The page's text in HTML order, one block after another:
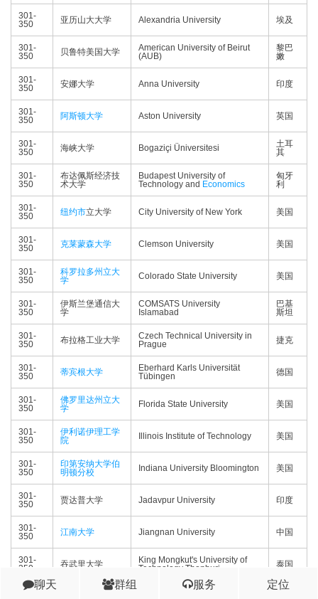
301-
350
亚历山大大学 Alexandria University 埃及
301-
350
贝鲁特美国大学
American University of Beirut
(AUB)
黎巴
嫩
301-
350
安娜大学 Anna University 印度
301-
350
阿斯顿大学 Aston University 英国
301-
350
海峡大学 Bogaziçi Üniversitesi
土耳
其
301-
350
布达佩斯经济技
术大学
Budapest University of
Technology and Economics
匈牙
利
301-
350
纽约市立大学 City University of New York 美国
301-
350
克莱蒙森大学 Clemson University 美国
301-
350
科罗拉多州立大
学
Colorado State University 美国
301-
350
伊斯兰堡通信大
学
COMSATS University
Islamabad
巴基
斯坦
301-
350
布拉格工业大学
Czech Technical University in
Prague
捷克
301-
350
蒂宾根大学
Eberhard Karls Universität
Tübingen
德国
301-
350
佛罗里达州立大
学
Florida State University 美国
301-
350
伊利诺伊理工学
院
Illinois Institute of Technology 美国
301-
350
印第安纳大学伯
明顿分校
Indiana University Bloomington 美国
301-
350
贾达普大学 Jadavpur University 印度
301-
350
江南大学 Jiangnan University 中国
301-
350
吞武里大学
King Mongkut's University of
Technology Thonburi
泰国
301-
聊天 群组 服务 定位